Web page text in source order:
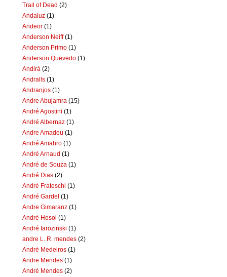
Trail of Dead (2)
Andaluz (1)
Andeor (1)
Anderson Neiff (1)
Anderson Primo (1)
Anderson Quevedo (1)
Andirá (2)
Andralls (1)
Andranjos (1)
Andre Abujamra (15)
André Agostini (1)
André Albernaz (1)
Andre Amadeu (1)
André Amahro (1)
André Arnaud (1)
André de Souza (1)
André Dias (2)
André Frateschi (1)
André Gardel (1)
Andre Gimaranz (1)
André Hosoi (1)
André Iarozinski (1)
andre L. R. mendes (2)
André Medeiros (1)
Andre Mendes (1)
André Mendes (2)